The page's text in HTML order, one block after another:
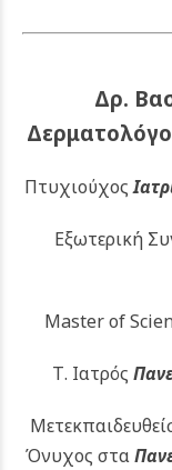
Δρ.
Πτυχιούχος
Εξωτερική
Master of
Τ. Ιατρός
Όνυχος στα